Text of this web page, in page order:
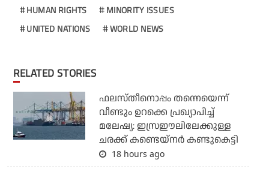
HUMAN RIGHTS
MINORITY ISSUES
UNITED NATIONS
WORLD NEWS
RELATED STORIES
ഫലസ്തീനൊപ്പം തന്നെയെന്ന്
വീണ്ടും ഉറക്കെ പ്രഖ്യാപിച്ച്
മലേഷ്യ: ഇസ്രഈലിലേക്കുള്ള
ചരക്ക് കണ്ടെയ്‌നര്‍ കണ്ടുകെട്ടി
18 hours ago